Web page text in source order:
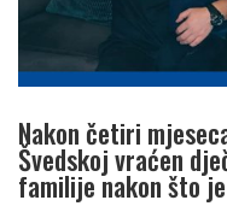
Nakon četiri
Švedskoj vraćen
familije nakon što